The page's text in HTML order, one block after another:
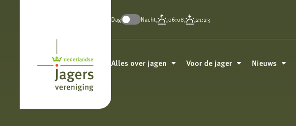
Nederlandse
Jagersvereniging
Dag Nacht 06:08 21:23
Alles over jagen Voor de jager Nieuws